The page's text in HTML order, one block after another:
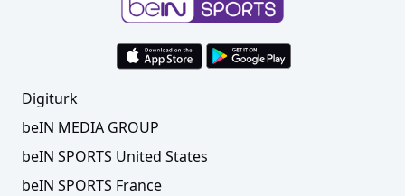
Digiturk
beIN MEDIA GROUP
beIN SPORTS United States
beIN SPORTS France